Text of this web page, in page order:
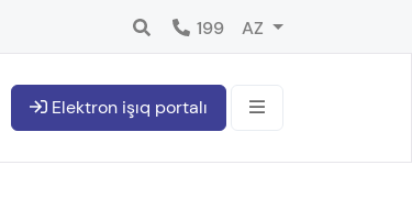
199 AZ
Elektron işıq portalı